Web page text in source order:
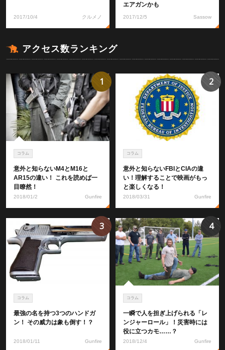
2017/10/4 クルメノ
エアガンかも
2017/12/5 Sassow
アクセス数ランキング
コラム
意外と知らないM4とM16と
AR15の違い！ これを読めば一
目瞭然！
2018/01/2 Gunfire
1
コラム
意外と知らないFBIとCIAの違
い！理解することで映画がもっ
と楽しくなる！
2018/03/31 Gunfire
2
コラム
最強の名を持つ3つのハンドガ
ン！ その威力は象も倒す！？
2018/01/11 Gunfire
3
コラム
一瞬で人を担ぎ上げられる「レ
ンジャーロール」！災害時には
役に立つカモ……？
2018/12/4 Gunfire
4